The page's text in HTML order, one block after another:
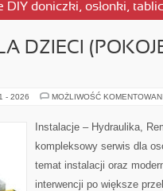
DIY doniczki, osłonki,
DZIECI
- 2026 MOŻLIWOŚĆ
Instalacje – Hydraulika,
kompleksowy serwis dla
temat instalacji oraz
interwencji po większe